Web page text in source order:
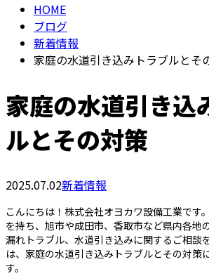
HOME
ブログ
新着情報
家庭の水道引き込みトラブルとそ
家庭の水道引き込
ルとその対策
2025.07.02新着情報
こんにちは！株式会社オヨカワ設備工業です
を持ち、旭市や成田市、香取市など県内各地
漏れトラブル、水道引き込みに関するご相談
は、家庭の水道引き込みトラブルとその対策
す。